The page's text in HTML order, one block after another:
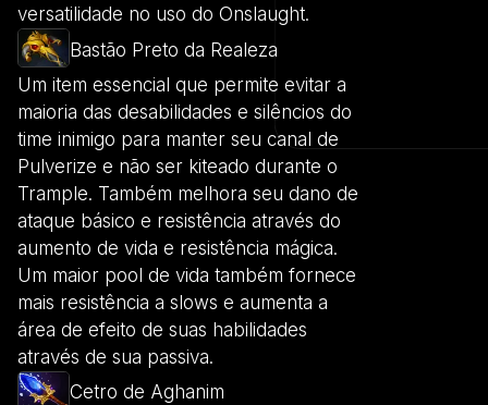
versatilidade no uso do Onslaught.
Bastão Preto da Realeza
Um item essencial que permite evitar a
maioria das desabilidades e silêncios do
time inimigo para manter seu canal de
Pulverize e não ser kiteado durante o
Trample. Também melhora seu dano de
ataque básico e resistência através do
aumento de vida e resistência mágica.
Um maior pool de vida também fornece
mais resistência a slows e aumenta a
área de efeito de suas habilidades
através de sua passiva.
Cetro de Aghanim